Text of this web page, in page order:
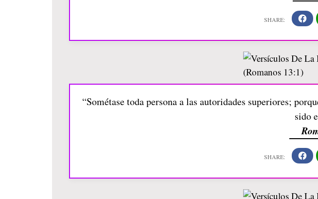
“Sométase toda persona a las autoridades superiores;
sido